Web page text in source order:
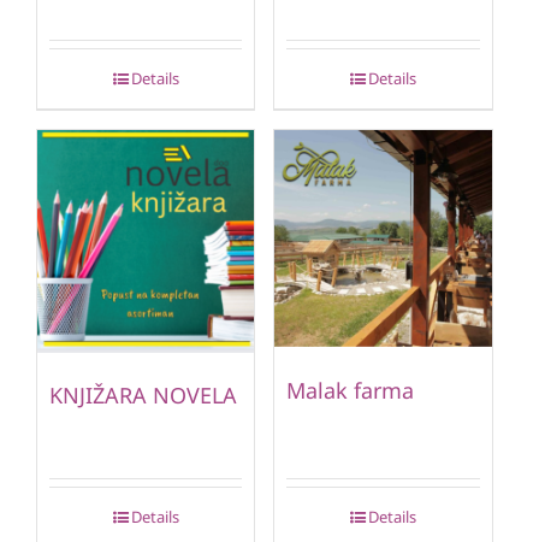
Details Details
KNJIŽARA NOVELA
Details
Malak farma
Details